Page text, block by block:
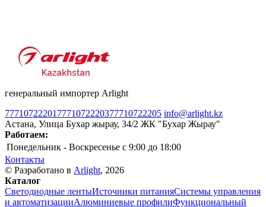
генеральный импортер Arlight
77710722201 7771072220377710722205 info@arlight.kz
Астана, Улица Бухар жырау, 34/2 ЖК "Бухар Жырау"
Работаем:
Понедельник - Воскресенье c 9:00 до 18:00
Контакты
© Разработано в Arlight, 2026
Каталог
Светодиодные лентыИсточники питанияСистемы управления
и автоматизацииАлюминиевые профилиФункциональный